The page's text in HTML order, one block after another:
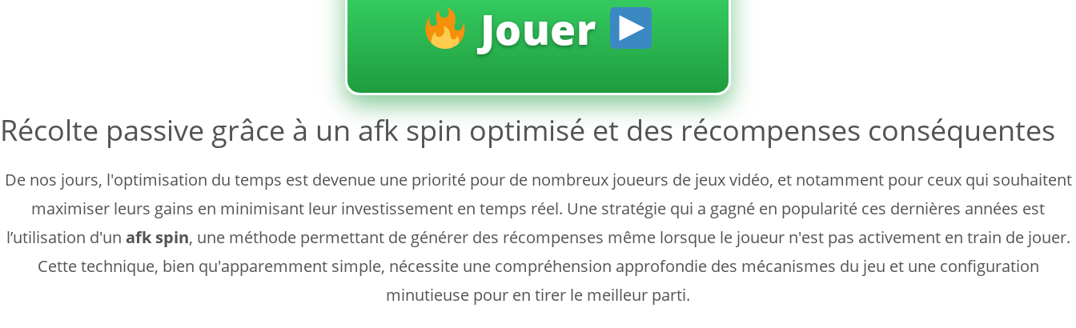
Jouer
Récolte passive grâce à un afk spin optimisé et des récompenses conséquentes
De nos jours, l'optimisation du temps est devenue une priorité pour de nombreux joueurs de jeux vidéo, et notamment pour ceux qui souhaitent
maximiser leurs gains en minimisant leur investissement en temps réel. Une stratégie qui a gagné en popularité ces dernières années est
l’utilisation d'un afk spin, une méthode permettant de générer des récompenses même lorsque le joueur n'est pas activement en train de jouer.
Cette technique, bien qu'apparemment simple, nécessite une compréhension approfondie des mécanismes du jeu et une configuration
minutieuse pour en tirer le meilleur parti.